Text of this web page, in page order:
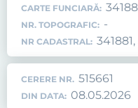
CARTE FUNCIARĂ:
NR. TOPOGRAFIC: -
NR CADASTRAL: 341881,
CERERE NR. 515661
DIN DATA: 08.05.2026